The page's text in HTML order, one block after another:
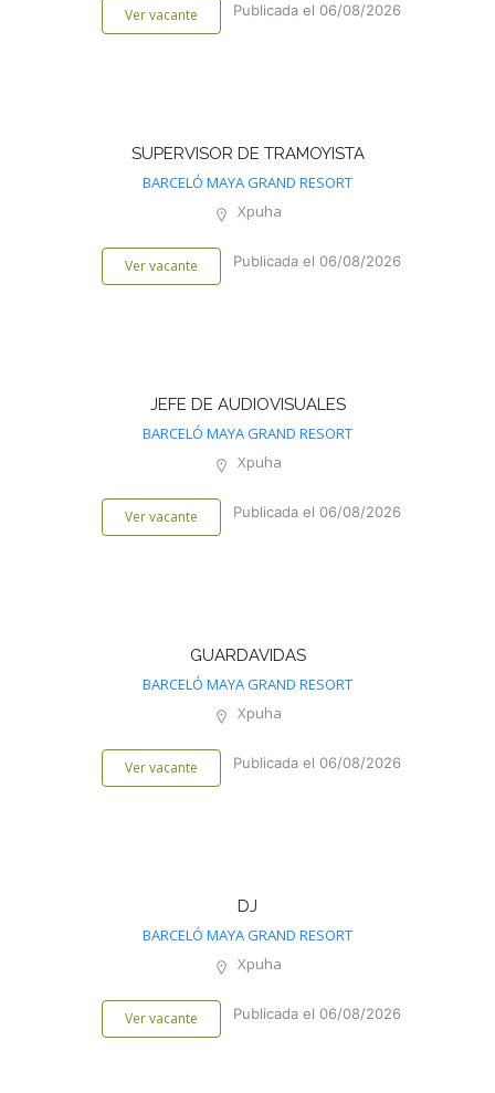
Ver vacante Publicada el 06/08/2026
SUPERVISOR DE TRAMOYISTA
BARCELÓ MAYA GRAND RESORT
Xpuha
Ver vacante Publicada el 06/08/2026
JEFE DE AUDIOVISUALES
BARCELÓ MAYA GRAND RESORT
Xpuha
Ver vacante Publicada el 06/08/2026
GUARDAVIDAS
BARCELÓ MAYA GRAND RESORT
Xpuha
Ver vacante Publicada el 06/08/2026
DJ
BARCELÓ MAYA GRAND RESORT
Xpuha
Ver vacante Publicada el 06/08/2026